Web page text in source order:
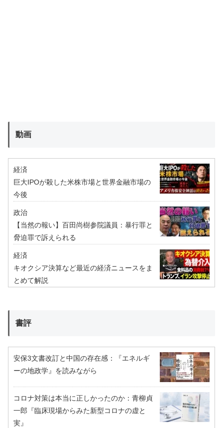
動画
経済
巨大IPOが殺した米株市場と世界金融市場の
今後
政治
【当然の報い】百田尚樹参院議員：暴行罪と
脅迫罪で訴えられる
経済
キオクシア決算など最近の経済ニュースをま
とめて解説
書評
安保3文書改訂と中国の存在感：『エネルギ
ーの地政学』を読みながら
コロナ対策は本当に正しかったのか：青柳貞
一郎『臨床現場からみた新型コロナの虚と
実』